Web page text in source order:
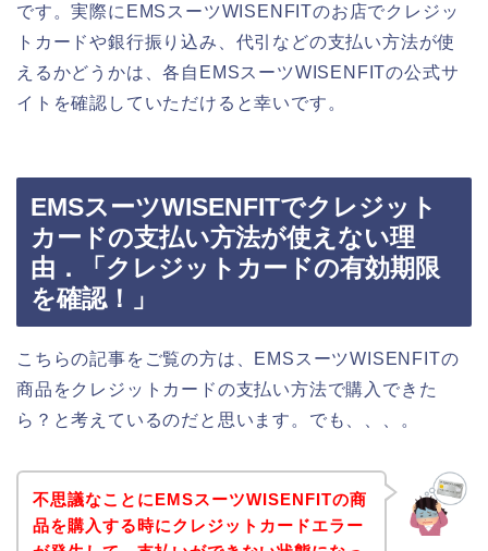
です。実際にEMSスーツWISENFITのお店でクレジッ
トカードや銀行振り込み、代引などの支払い方法が使
えるかどうかは、各自EMSスーツWISENFITの公式サ
イトを確認していただけると幸いです。
EMSスーツWISENFITでクレジット
カードの支払い方法が使えない理
由．「クレジットカードの有効期限
を確認！」
こちらの記事をご覧の方は、EMSスーツWISENFITの
商品をクレジットカードの支払い方法で購入できた
ら？と考えているのだと思います。でも、、、。
不思議なことにEMSスーツWISENFITの商
品を購入する時にクレジットカードエラー